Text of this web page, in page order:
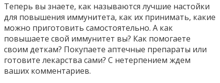
Теперь вы знаете, как называются лучшие настойки
для повышения иммунитета, как их принимать, какие
можно приготовить самостоятельно. А как
повышаете свой иммунитет вы? Как помогаете
своим деткам? Покупаете аптечные препараты или
готовите лекарства сами? С нетерпением ждем
ваших комментариев.